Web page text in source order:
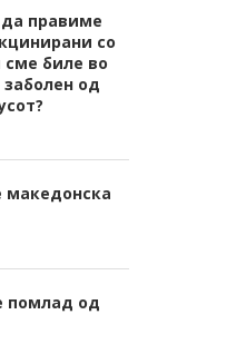
правиме
со
биле во
заболен од
македонска
помлад од